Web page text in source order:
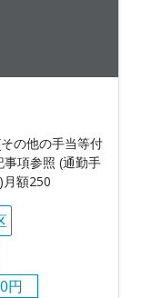
の他の手当等付
項参照 (通勤手
額250
円